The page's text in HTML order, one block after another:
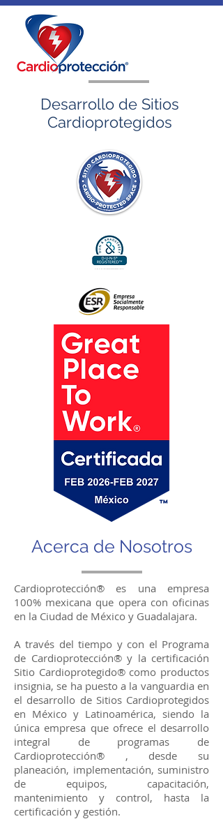
Desarrollo de Sitios
Cardioprotegidos
Acerca de Nosotros
Cardioprotección® es una empresa
100% mexicana que opera con oficinas
en la Ciudad de México y Guadalajara.
A través del tiempo y con el Programa
de Cardioprotección® y la certificación
Sitio Cardioprotegido® como productos
insignia, se ha puesto a la vanguardia en
el desarrollo de Sitios Cardioprotegidos
en México y Latinoamérica, siendo la
única empresa que ofrece el desarrollo
integral de programas de
Cardioprotección® , desde su
planeación, implementación, suministro
de equipos, capacitación,
mantenimiento y control, hasta la
certificación y gestión.